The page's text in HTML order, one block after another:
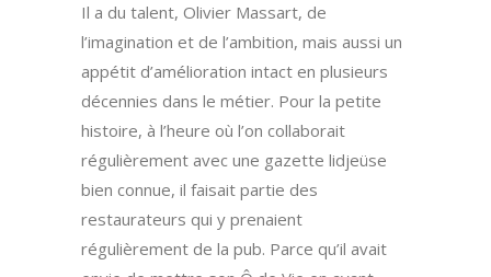
Il a du talent, Olivier Massart, de
l’imagination et de l’ambition, mais aussi un
appétit d’amélioration intact en plusieurs
décennies dans le métier. Pour la petite
histoire, à l’heure où l’on collaborait
régulièrement avec une gazette lidjeüse
bien connue, il faisait partie des
restaurateurs qui y prenaient
régulièrement de la pub. Parce qu’il avait